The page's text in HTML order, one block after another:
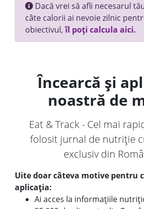
Dacă vrei să afli necesarul
câte calorii ai nevoie zilnic
obiectivul,îl poți calcula aici.
Încearcă și
noastră de
Eat & Track - Cel mai
folosit jurnal de nutriție
exclusiv din
Uite doar câteva motive pentru
aplicația:
Ai acces la informațiile